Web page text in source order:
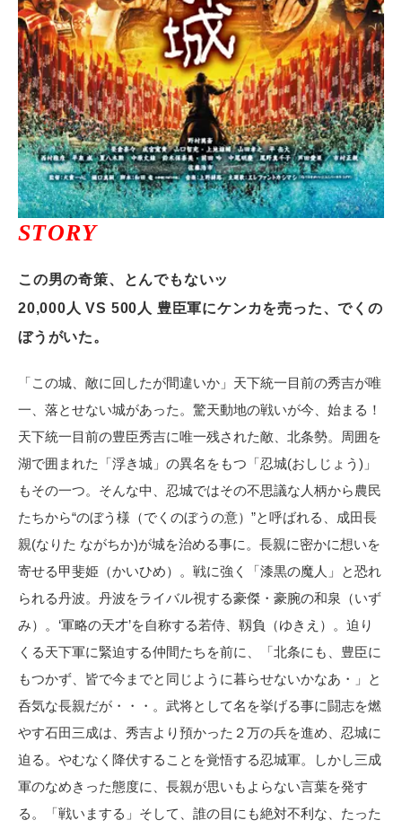
STORY
この男の奇策、とんでもないッ
20,000人 VS 500人 豊臣軍にケンカを売った、でくの
ぼうがいた。
「この城、敵に回したが間違いか」天下統一目前の秀吉が唯
一、落とせない城があった。驚天動地の戦いが今、始まる！
天下統一目前の豊臣秀吉に唯一残された敵、北条勢。周囲を
湖で囲まれた「浮き城」の異名をもつ「忍城(おしじょう)」
もその一つ。そんな中、忍城ではその不思議な人柄から農民
たちから“のぼう様（でくのぼうの意）”と呼ばれる、成田長
親(なりた ながちか)が城を治める事に。長親に密かに想いを
寄せる甲斐姫（かいひめ）。戦に強く「漆黒の魔人」と恐れ
られる丹波。丹波をライバル視する豪傑・豪腕の和泉（いず
み）。‘軍略の天才’を自称する若侍、靱負（ゆきえ）。迫り
くる天下軍に緊迫する仲間たちを前に、「北条にも、豊臣に
もつかず、皆で今までと同じように暮らせないかなあ・」と
呑気な長親だが・・・。武将として名を挙げる事に闘志を燃
やす石田三成は、秀吉より預かった２万の兵を進め、忍城に
迫る。やむなく降伏することを覚悟する忍城軍。しかし三成
軍のなめきった態度に、長親が思いもよらない言葉を発す
る。「戦いまする」そして、誰の目にも絶対不利な、たった
JP/EN
サイトマップ
ご利用規約